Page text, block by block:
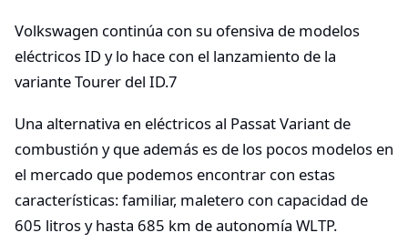
Volkswagen continúa con su ofensiva de modelos
eléctricos ID y lo hace con el lanzamiento de la
variante Tourer del ID.7
Una alternativa en eléctricos al Passat Variant de
combustión y que además es de los pocos modelos en
el mercado que podemos encontrar con estas
características: familiar, maletero con capacidad de
605 litros y hasta 685 km de autonomía WLTP.